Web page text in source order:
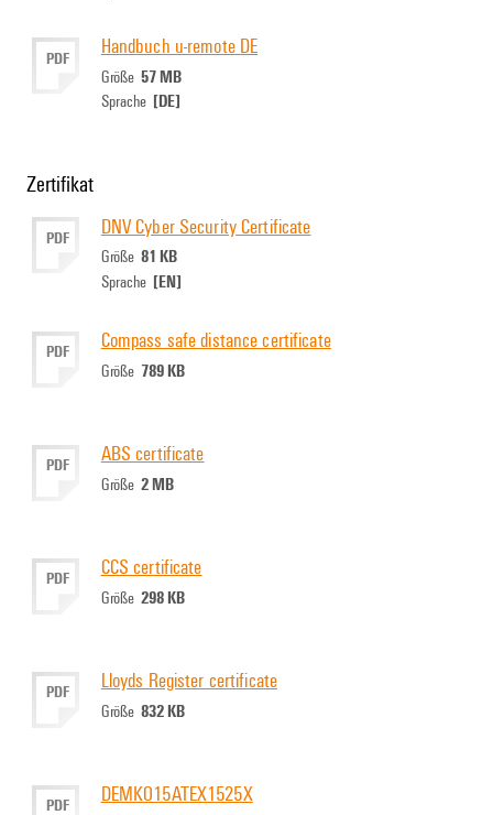
PDF Handbuch u-remote DE
Größe 57 MB
Sprache [DE]
Zertifikat
PDF DNV Cyber Security Certificate
Größe 81 KB
Sprache [EN]
PDF Compass safe distance certificate
Größe 789 KB
PDF ABS certificate
Größe 2 MB
PDF CCS certificate
Größe 298 KB
PDF Lloyds Register certificate
Größe 832 KB
PDF DEMKO15ATEX1525X